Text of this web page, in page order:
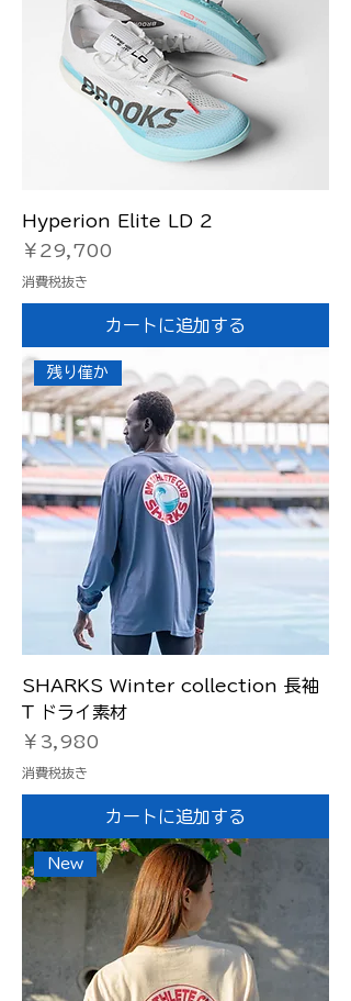
Hyperion Elite LD 2
価格
￥29,700
消費税抜き
カートに追加する
残り僅か
SHARKS Winter collection 長袖
T ドライ素材
価格
￥3,980
消費税抜き
カートに追加する
New